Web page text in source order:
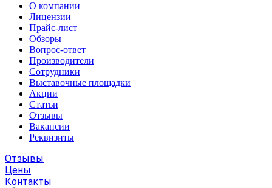
О компании
Лицензии
Прайс-лист
Обзоры
Вопрос-ответ
Производители
Сотрудники
Выставочные площадки
Акции
Статьи
Отзывы
Вакансии
Реквизиты
Отзывы
Цены
Контакты